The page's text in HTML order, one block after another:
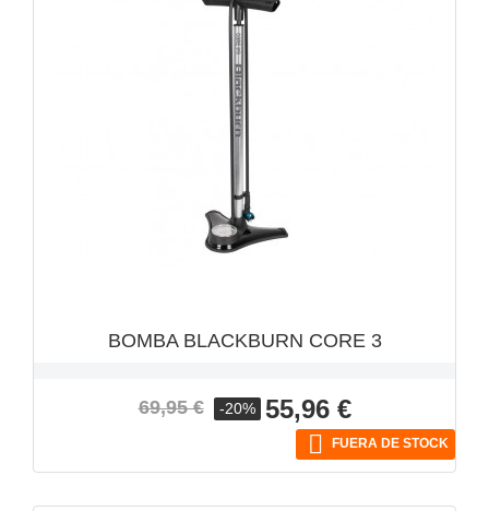
BOMBA BLACKBURN CORE 3
Precio
69,95 € -20% Precio
55,96 €
 FUERA DE STOCK
VISTA RÁPIDA